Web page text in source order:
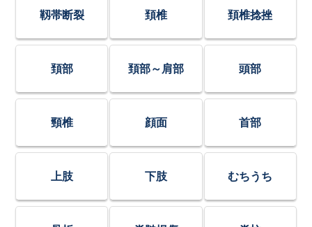
靱帯断裂 頚椎 頚椎捻挫
頚部 頚部～肩部 頭部
頸椎 顔面 首部
上肢 下肢 むちうち